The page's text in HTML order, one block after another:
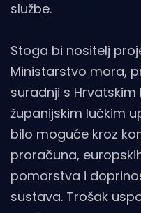
službe.
Stoga bi nositelj
Ministarstvo mora,
suradnji s
županijskim lučkim
bilo moguće kroz
proračuna,
pomorstva i
sustava. Trošak